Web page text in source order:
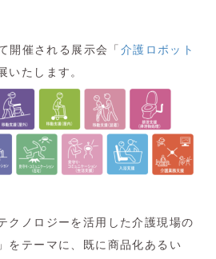
開催される展示会「 介護ロボット
いたします。
クノロジーを活用した介護現場の
をテーマに、既に商品化あるい